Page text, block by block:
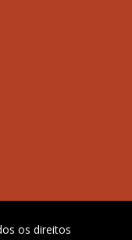
os direitos